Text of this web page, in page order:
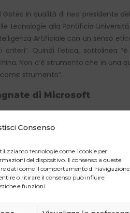
Consenso
tecnologie come i cookie per
del dispositivo. Il consenso a queste
dati come il comportamento di
o ritirare il consenso può influire
e funzioni.
in qualità di neo presidente
alla Pontificia Università
Artificiale con un senso
Quindi l’etica, sottolinea
Non c’è strumento che in una
strumento”.
di Microsoft
di ricerca in materia di AI
come co-presidente e fondatore
Palazzo Chigi hanno dichiarato